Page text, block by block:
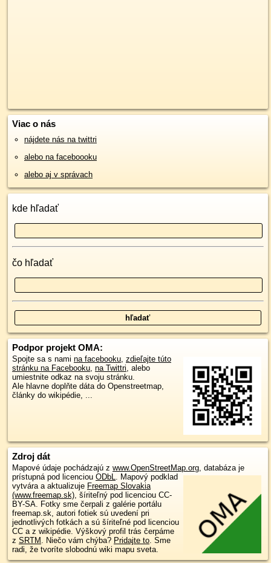
Viac o nás
nájdete nás na twittri
alebo na faceboooku
alebo aj v správach
kde hľadať
čo hľadať
Podpor projekt OMA:
Spojte sa s nami na facebooku, zdieľajte túto
stránku na Facebooku, na Twittri, alebo
umiestnite odkaz na svoju stránku.
Ale hlavne doplňte dáta do Openstreetmap,
články do wikipédie, ...
Zdroj dát
Mapové údaje pochádzajú z www.OpenStreetMap.org, databáza je
prístupná pod licenciou ODbL. Mapový podklad
vytvára a aktualizuje Freemap Slovakia
(www.freemap.sk), šíriteľný pod licenciou CC-
BY-SA. Fotky sme čerpali z galérie portálu
freemap.sk, autori fotiek sú uvedení pri
jednotlivých fotkách a sú šíriteľné pod licenciou
CC a z wikipédie. Výškový profil trás čerpáme
z SRTM . Niečo vám chýba? Pridajte to. Sme
radi, že tvoríte slobodnú wiki mapu sveta.